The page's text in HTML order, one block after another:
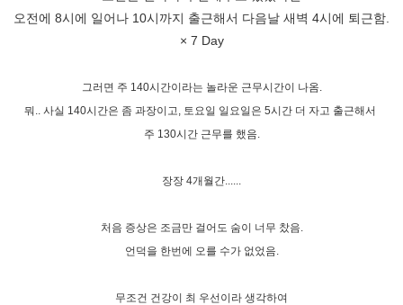
오전에 8시에 일어나 10시까지 출근해서 다음날 새벽 4시에 퇴근함.
× 7 Day
그러면 주 140시간이라는 놀라운 근무시간이 나옴.
뭐.. 사실 140시간은 좀 과장이고, 토요일 일요일은 5시간 더 자고 출근해서
주 130시간 근무를 했음.
장장 4개월간......
처음 증상은 조금만 걸어도 숨이 너무 찼음.
언덕을 한번에 오를 수가 없었음.
무조건 건강이 최 우선이라 생각하여